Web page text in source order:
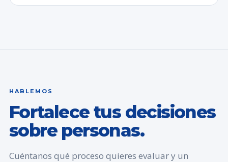
HABLEMOS
Fortalece tus decisiones
sobre personas.
Cuéntanos qué proceso quieres evaluar y un